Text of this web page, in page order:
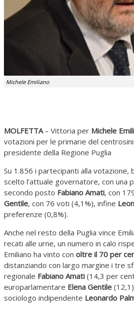
Michele Emiliano
MOLFETTA– Vittoria per Michele
votazioni per le primarie del
presidente della Regione Puglia
Su 1.856 i partecipanti alla votazione,
scelto l’attuale governatore, con una
secondo posto Fabiano Amati, con
Gentile, con 76 voti (4,1%), infine
preferenze (0,8%).
Anche nel resto della Puglia vince
recati alle urne, un numero in calo
Emiliano ha vinto con oltre il 70 per
distanziando con largo margine i tre
regionale Fabiano Amati (14,3 per
europarlamentare Elena Gentile
sociologo indipendente Leonardo